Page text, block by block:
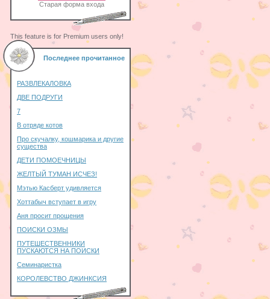
Старая форма входа
This feature is for Premium users only!
Последнее прочитанное
РАЗВЛЕКАЛОВКА
ДВЕ ПОДРУГИ
7
В отряде котов
Про скучалку, кошмарика и другие
существа
ДЕТИ ПОМОЕЧНИЦЫ
ЖЕЛТЫЙ ТУМАН ИСЧЕЗ!
Мэтью Касберт удивляется
Хоттабыч вступает в игру
Аня просит прощения
ПОИСКИ ОЗМЫ
ПУТЕШЕСТВЕННИКИ
ПУСКАЮТСЯ НА ПОИСКИ
Семинаристка
КОРОЛЕВСТВО ДЖИНКСИЯ